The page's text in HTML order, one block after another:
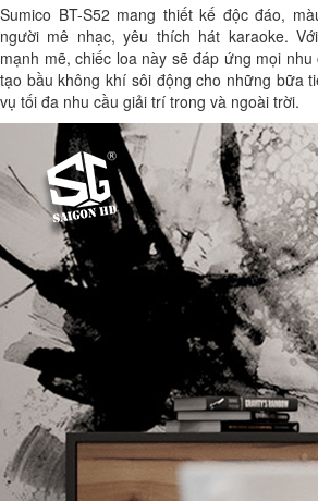
Sumico BT-S52 mang thiết kế độc đáo,
người mê nhạc, yêu thích hát karaoke.
mạnh mẽ, chiếc loa này sẽ đáp ứng mọi
tạo bầu không khí sôi động cho những bữa
vụ tối đa nhu cầu giải trí trong và ngoài trời.